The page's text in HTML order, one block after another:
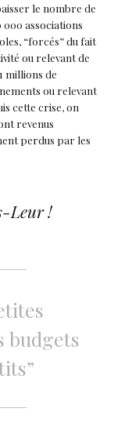
le nombre de
associations
“forcés” du fait
ou relevant de
millions de
ou relevant
cette crise, on
revenus
perdus par les
Leur !
budgets